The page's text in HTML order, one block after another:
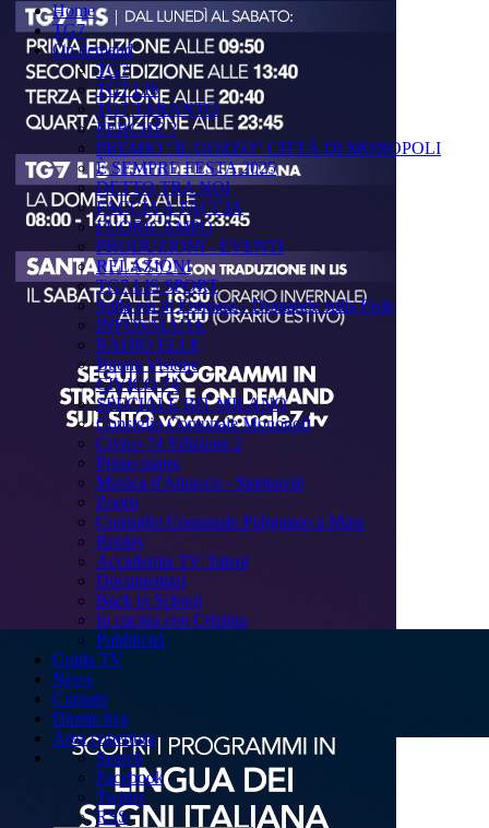
Home
TG7
On demand
TG7
TG7 LIS
TG7 TARANTO
PERCHÉ ?
PREMIO "IL GOZZO" CITTÀ DI MONOPOLI
È SEMPRE FESTA 2025
DETTO TRA NOI
FACCIA A FACCIA
FUORICAMPO
PRODUZIONI - EVENTI
RELAZIONI
TG7 LIS SPORT
Sulla via di Emmaus - Domande sulla Fede
INFOSALUTE
RADIO ELLE
Buona Visione
CIVICO 74
SPECIALE BIT MILANO
Consiglio Comunale Monopoli
Civico 74 Edizione 2
Primo piano
Musica d'Attracco - Spettacoli
Zoom
Consiglio Comunale Polignano a Mare
Replay
Accademia TV Talent
Documentari
Back to School
In cucina con Cristina
Pubblicità
Guida TV
News
Contatti
Dirette live
Area copertura
Search
Facebook
Twitter
RSS